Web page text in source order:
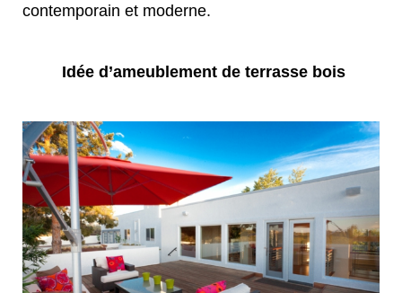
contemporain et moderne.
Idée d’ameublement de terrasse bois